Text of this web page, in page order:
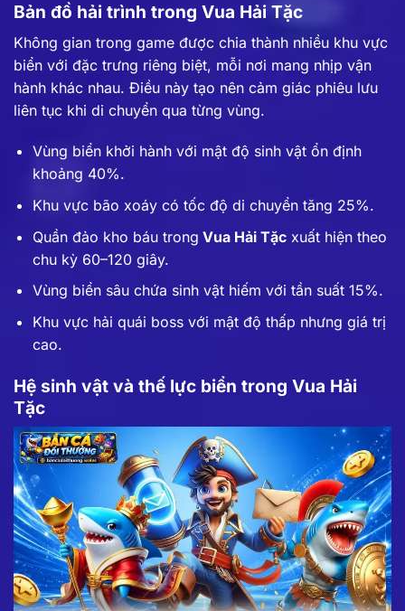
Bản đồ hải trình trong Vua Hải Tặc
Không gian trong game được chia thành nhiều khu vực
biển với đặc trưng riêng biệt, mỗi nơi mang nhịp vận
hành khác nhau. Điều này tạo nên cảm giác phiêu lưu
liên tục khi di chuyển qua từng vùng.
Vùng biển khởi hành với mật độ sinh vật ổn định
khoảng 40%.
Khu vực bão xoáy có tốc độ di chuyển tăng 25%.
Quần đảo kho báu trong Vua Hải Tặcxuất hiện theo
chu kỳ 60–120 giây.
Vùng biển sâu chứa sinh vật hiếm với tần suất 15%.
Khu vực hải quái boss với mật độ thấp nhưng giá trị
cao.
Hệ sinh vật và thế lực biển trong Vua Hải
Tặc